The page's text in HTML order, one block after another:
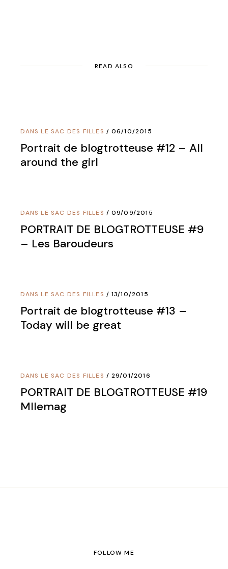
READ ALSO
DANS LE SAC DES FILLES 06/10/2015
Portrait de blogtrotteuse #12 – All
around the girl
DANS LE SAC DES FILLES 09/09/2015
PORTRAIT DE BLOGTROTTEUSE #9
– Les Baroudeurs
DANS LE SAC DES FILLES 13/10/2015
Portrait de blogtrotteuse #13 –
Today will be great
DANS LE SAC DES FILLES 29/01/2016
PORTRAIT DE BLOGTROTTEUSE #19
Mllemag
FOLLOW ME